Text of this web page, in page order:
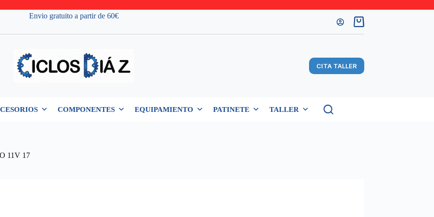
Envio gratuito a partir de 60€
Carro
de
CITA TALLER
COMPONENTES EQUIPAMIENTO PATINETE TALLER
11V 17